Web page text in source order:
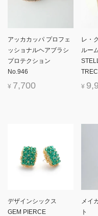
アッカカッパ プロフェ
ッショナルヘアブラシ
プロテクション
No.946
¥ 7,700
レ・
ルー
¥
デザインシックス
GEM PIERCE
メイ
ト